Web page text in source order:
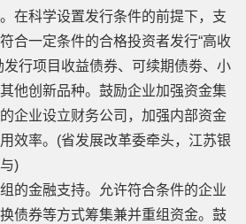
在科学设置发行条件的前提下，支
合一定条件的合格投资者发行“高收
发行项目收益债券、可续期债劵、小
他创新品种。鼓励企业加强资金集
企业设立财务公司，加强内部资金
效率。(省发展改革委牵头，江苏银
)
的金融支持。允许符合条件的企业
债券等方式筹集兼并重组资金。鼓